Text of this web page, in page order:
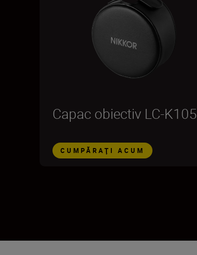
Capac obiectiv LC-K105
CUMPĂRAŢI ACUM